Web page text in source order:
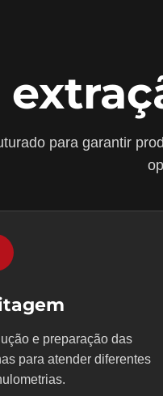
para garantir
e preparação das
para atender diferentes